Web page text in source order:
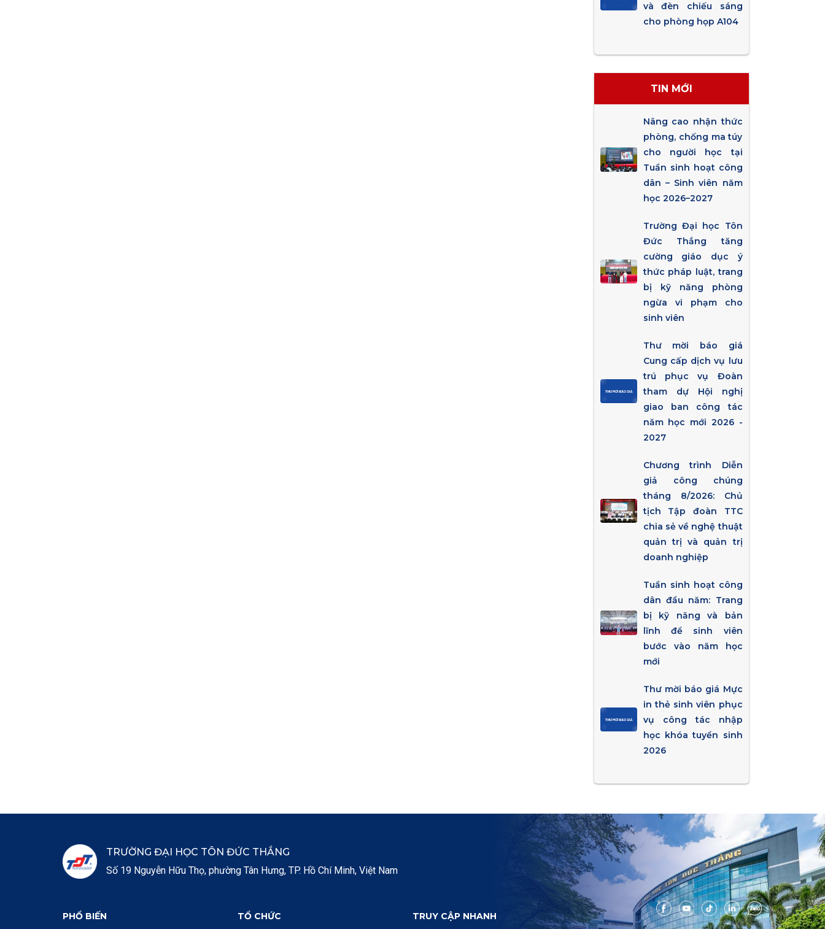
và đèn chiếu sáng
cho phòng họp A104
TIN MỚI
Nâng cao nhận thức
phòng, chống ma túy
cho người học tại
Tuần sinh hoạt công
dân – Sinh viên năm
học 2026–2027
Trường Đại học Tôn
Đức Thắng tăng
cường giáo dục ý
thức pháp luật, trang
bị kỹ năng phòng
ngừa vi phạm cho
sinh viên
Thư mời báo giá
Cung cấp dịch vụ lưu
trú phục vụ Đoàn
tham dự Hội nghị
giao ban công tác
năm học mới 2026 -
2027
Chương trình Diễn
giả công chúng
tháng 8/2026: Chủ
tịch Tập đoàn TTC
chia sẻ về nghệ thuật
quản trị và quản trị
doanh nghiệp
Tuần sinh hoạt công
dân đầu năm: Trang
bị kỹ năng và bản
lĩnh để sinh viên
bước vào năm học
mới
Thư mời báo giá Mực
in thẻ sinh viên phục
vụ công tác nhập
học khóa tuyển sinh
2026
TRƯỜNG ĐẠI HỌC TÔN ĐỨC THẮNG
Số 19 Nguyễn Hữu Thọ, phường Tân Hưng, TP. Hồ Chí Minh, Việt Nam
PHỔ BIẾN TỔ CHỨC TRUY CẬP NHANH